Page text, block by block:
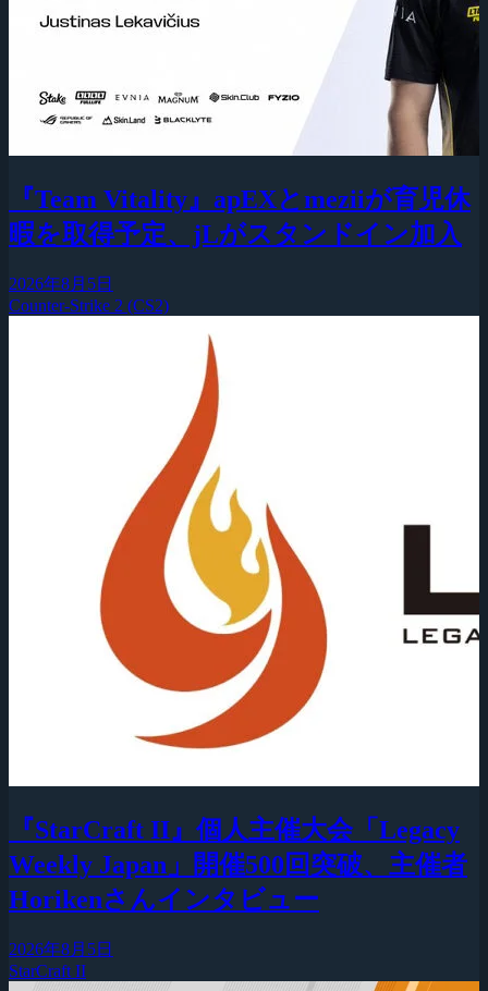
『Team Vitality』apEXとmeziiが育児休
暇を取得予定、jLがスタンドイン加入
2026年8月5日
Counter-Strike 2 (CS2)
『StarCraft II』個人主催大会「Legacy
Weekly Japan」開催500回突破、主催者
Horikenさんインタビュー
2026年8月5日
StarCraft II